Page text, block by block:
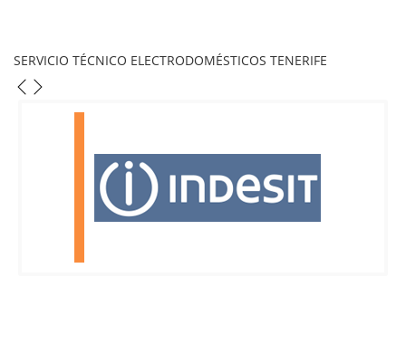
SERVICIO TÉCNICO ELECTRODOMÉSTICOS TENERIFE